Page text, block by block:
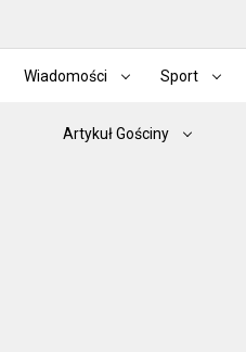
Wiadomości Sport
Artykuł Gościny